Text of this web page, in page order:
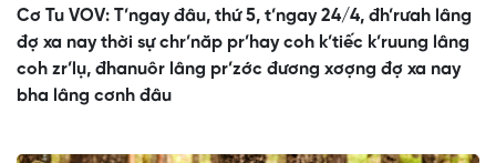
Cơ Tu VOV: T’ngay đâu, thứ 5, t’ngay 24/4, đh’rưah lâng
đợ xa nay thời sự chr’năp pr’hay coh k’tiếc k’ruung lâng
coh zr’lụ, đhanuôr lâng pr’zớc đương xơợng đợ xa nay
bha lâng cơnh đâu